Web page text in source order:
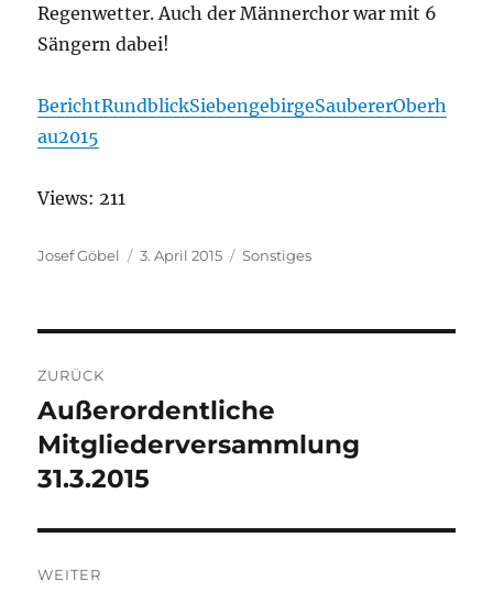
Regenwetter. Auch der Männerchor war mit 6
Sängern dabei!
BerichtRundblickSiebengebirgeSaubererOberh
au2015
Views: 211
Autor
Josef Göbel
Veröffentlicht
3. April 2015 Kategorien
Sonstiges
ZURÜCK
Vorheriger
Beitrag:
Außerordentliche
Mitgliederversammlung
31.3.2015
WEITER